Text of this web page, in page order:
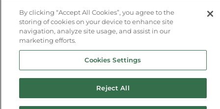
©2006-2026SWECO, ein Geschäftsbereich von SLB
Privacy Policy Terms of Service QHSE Policy
Sitemap
By clicking “Accept All Cookies”, you agree to the
storing of cookies on your device to enhance site
navigation, analyze site usage, and assist in our
marketing efforts.
Cookies Settings
Reject All